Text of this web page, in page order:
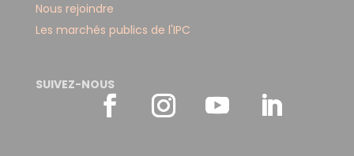
Nous rejoindre
Les marchés publics de l'IPC
SUIVEZ-NOUS